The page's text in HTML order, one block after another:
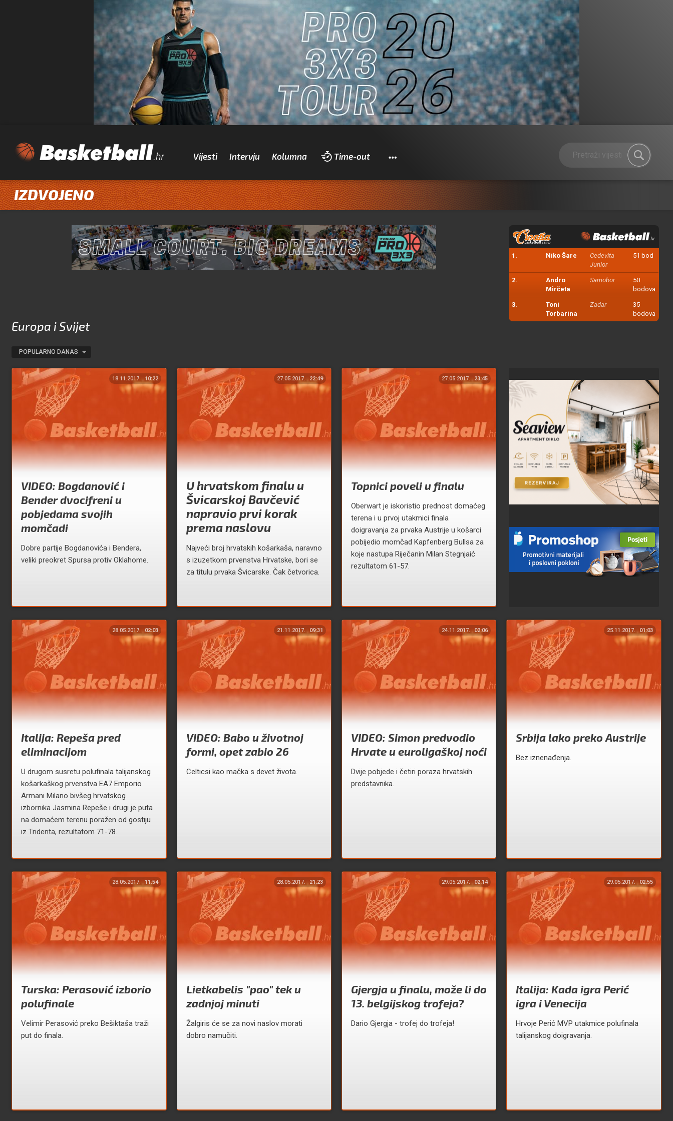
Vijesti Intervju Kolumna Time-out Pretraži
IZDVOJENO
1. Niko Šare
Cedevita
Junior
51 bod
2.
Andro
Mirčeta
Samobor
50
bodova
3.
Toni
Torbarina
Zadar
35
bodova
Europa i Svijet
POPULARNO DANAS
18.11.2017. 10:22
VIDEO: Bogdanović i
Bender dvocifreni u
pobjedama svojih
momčadi
Dobre partije Bogdanovića i Bendera,
veliki preokret Spursa protiv Oklahome.
27.05.2017. 22:49
U hrvatskom finalu u
Švicarskoj Bavčević
napravio prvi korak
prema naslovu
Najveći broj hrvatskih košarkaša, naravno
s izuzetkom prvenstva Hrvatske, bori se
za titulu prvaka Švicarske. Čak četvorica.
27.05.2017. 23:45
Topnici poveli u finalu
Oberwart je iskoristio prednost domaćeg
terena i u prvoj utakmici finala
doigravanja za prvaka Austrije u košarci
pobijedio momčad Kapfenberg Bullsa za
koje nastupa Riječanin Milan Stegnjaić
rezultatom 61-57.
28.05.2017. 02:03
Italija: Repeša pred
eliminacijom
U drugom susretu polufinala talijanskog
košarkaškog prvenstva EA7 Emporio
Armani Milano bivšeg hrvatskog
izbornika Jasmina Repeše i drugi je puta
na domaćem terenu poražen od gostiju
iz Tridenta, rezultatom 71-78.
21.11.2017. 09:31
VIDEO: Babo u životnoj
formi, opet zabio 26
Celticsi kao mačka s devet života.
24.11.2017. 02:06
VIDEO: Simon predvodio
Hrvate u euroligaškoj noći
Dvije pobjede i četiri poraza hrvatskih
predstavnika.
25.11.2017. 01:03
Srbija lako preko Austrije
Bez iznenađenja.
28.05.2017. 11:54
Turska: Perasović izborio
polufinale
Velimir Perasović preko Bešiktaša traži
put do finala.
28.05.2017. 21:23
Lietkabelis "pao" tek u
zadnjoj minuti
Žalgiris će se za novi naslov morati
dobro namučiti.
29.05.2017. 02:14
Gjergja u finalu, može li do
13. belgijskog trofeja?
Dario Gjergja - trofej do trofeja!
29.05.2017. 02:55
Italija: Kada igra Perić
igra i Venecija
Hrvoje Perić MVP utakmice polufinala
talijanskog doigravanja.